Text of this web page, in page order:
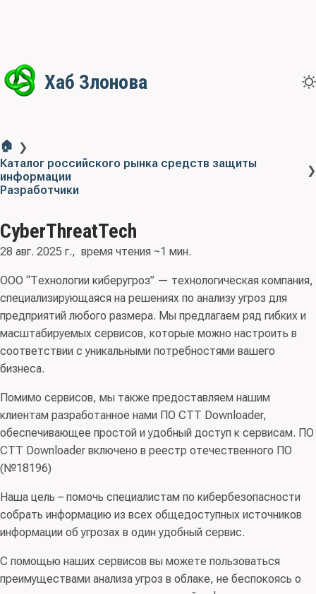
Хаб Злонова
🏠 ❯
Каталог российского рынка средств защиты
информации
❯
Разработчики
CyberThreatTech
28 авг. 2025 г. время чтения ~1 мин.
ООО “Технологии киберугроз” — технологическая компания,
специализирующаяся на решениях по анализу угроз для
предприятий любого размера. Мы предлагаем ряд гибких и
масштабируемых сервисов, которые можно настроить в
соответствии с уникальными потребностями вашего
бизнеса.
Помимо сервисов, мы также предоставляем нашим
клиентам разработанное нами ПО CTT Downloader,
обеспечивающее простой и удобный доступ к сервисам. ПО
CTT Downloader включено в реестр отечественного ПО
(№18196)
Наша цель – помочь специалистам по кибербезопасности
собрать информацию из всех общедоступных источников
информации об угрозах в один удобный сервис.
С помощью наших сервисов вы можете пользоваться
преимуществами анализа угроз в облаке, не беспокоясь о